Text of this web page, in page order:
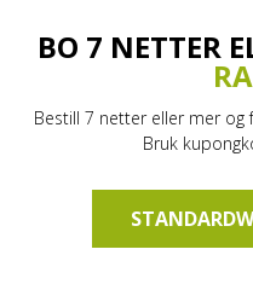
BO 7 NETTER
Bestill 7 netter eller mer
Bruk